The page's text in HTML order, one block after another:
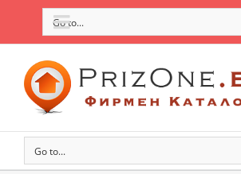
Go to...
Go to...